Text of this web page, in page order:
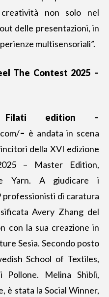
non solo nel
delle presentazioni, in
multisensoriali”.
The Contest 2025 –
edition –
– è andata in scena
della XVI edizione
– Master Edition,
Yarn. A giudicare i
professionisti di caratura
Avery Zhang del
con la sua creazione in
Sesia. Secondo posto
School of Textiles,
Melina Shibli,
è stata la Social Winner,